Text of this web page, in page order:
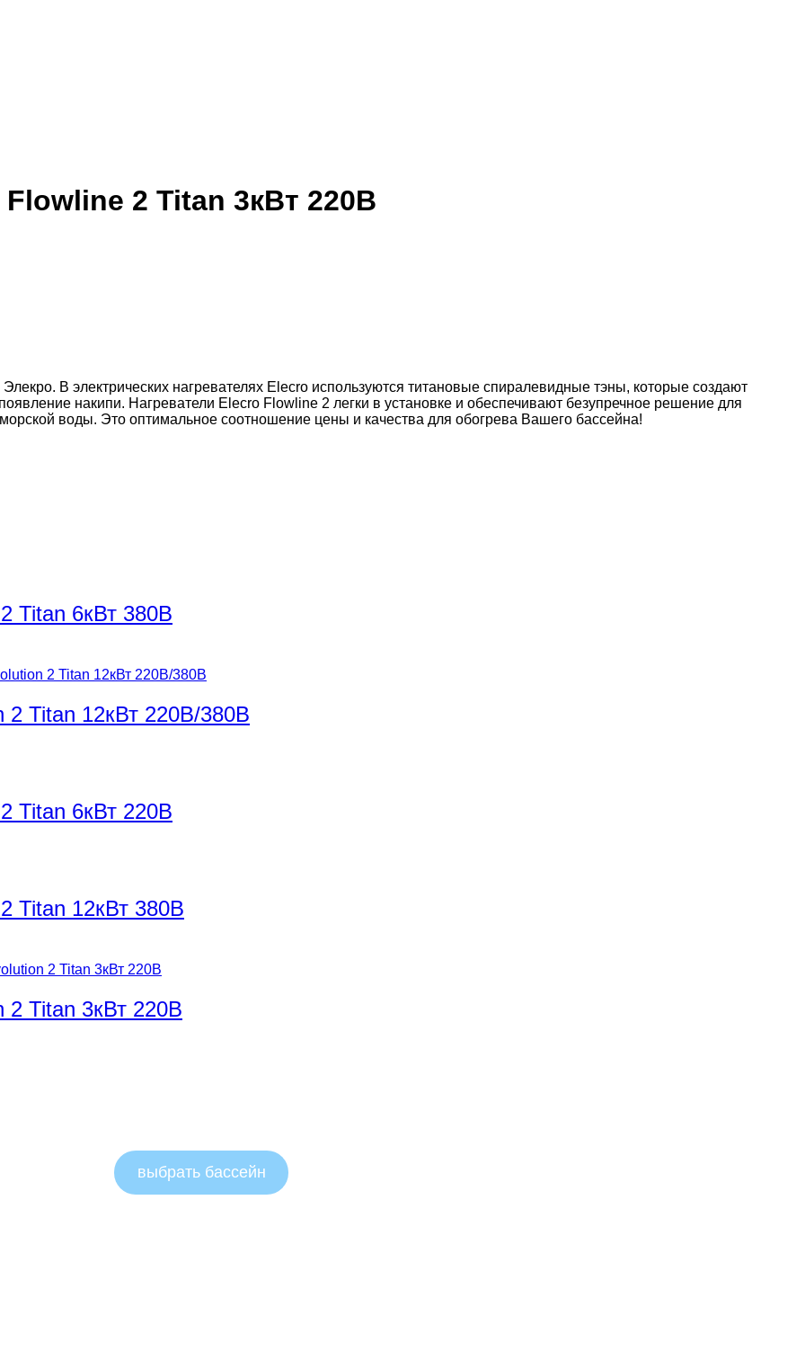
2 Titan 3кВт 220В
В электрических нагревателях Elecro используются титановые спиралевидные тэны, которые создают
накипи. Нагреватели Elecro Flowline 2 легки в установке и обеспечивают безупречное решение для
воды. Это оптимальное соотношение цены и качества для обогрева Вашего бассейна!
Titan 6кВт 380В
2 Titan 12кВт 220В/380В
Titan 6кВт 220В
Titan 12кВт 380В
2 Titan 3кВт 220В
выбрать бассейн